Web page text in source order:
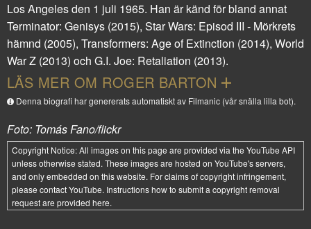
Los Angeles den 1 juli 1965. Han är känd för bland annat
Terminator: Genisys (2015), Star Wars: Episod III - Mörkrets
hämnd (2005), Transformers: Age of Extinction (2014), World
War Z (2013) och G.I. Joe: Retaliation (2013).
LÄS MER OM ROGER BARTON
Denna biografi har genererats automatiskt av Filmanic (vår snälla lilla bot).
Foto: Tomás Fano/flickr
Copyright Notice:All images on this page are provided via the YouTube API
unless otherwise stated. These images are hosted on YouTube's servers,
and only embedded on this website. For claims of copyright infringement,
please contact YouTube. Instructions how to submit a copyright removal
request are provided here.